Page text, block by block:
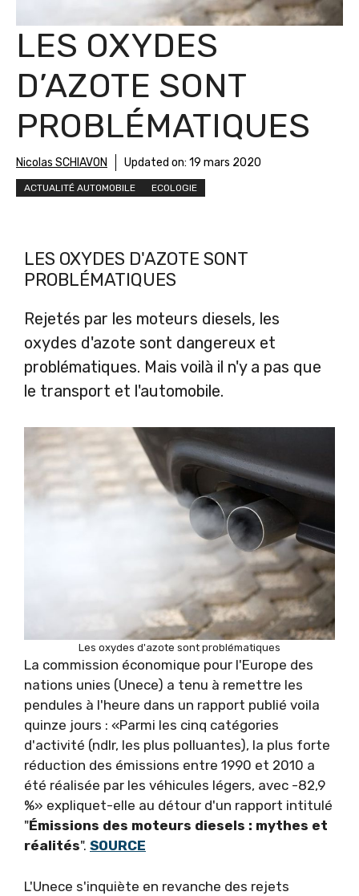
LES OXYDES
D’AZOTE SONT
PROBLÉMATIQUES
Nicolas SCHIAVON Updated on: 19 mars 2020
ACTUALITÉ AUTOMOBILE ECOLOGIE
LES OXYDES D'AZOTE SONT
PROBLÉMATIQUES
Rejetés par les moteurs diesels, les
oxydes d'azote sont dangereux et
problématiques. Mais voilà il n'y a pas que
le transport et l'automobile.
Les oxydes d'azote sont problématiques
La commission économique pour l'Europe des
nations unies (Unece) a tenu à remettre les
pendules à l'heure dans un rapport publié voila
quinze jours : «Parmi les cinq catégo­ries
d'activité (ndlr, les plus polluantes), la plus forte
réduction des émissions entre 1990 et 2010 a
été réalisée par les véhicules légers, avec -82,9
%» explique­t-elle au détour d'un rapport intitulé
"Émissions des moteurs diesels : mythes et
réalités". SOURCE
L'Unece s'inquiète en revanche des rejets